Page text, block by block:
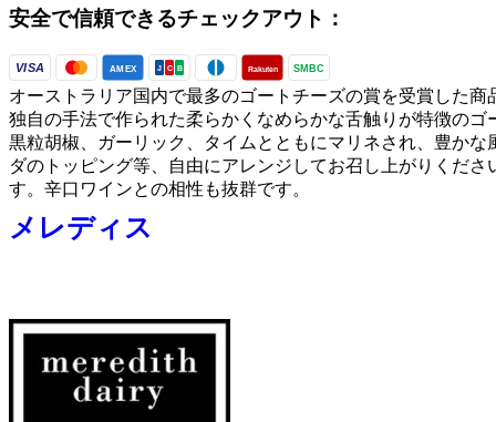
安全で信頼できるチェックアウト：
VISA AMEX J C B Rakuten SMBC
オーストラリア国内で最多のゴートチーズの賞を受賞した商
独自の手法で作られた柔らかくなめらかな舌触りが特徴の
黒粒胡椒、ガーリック、タイムとともにマリネされ、豊か
ダのトッピング等、自由にアレンジしてお召し上がりくだ
す。辛口ワインとの相性も抜群です。
メレディス